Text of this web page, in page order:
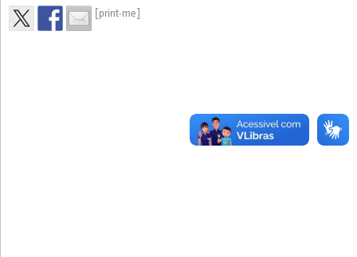
[print-me]